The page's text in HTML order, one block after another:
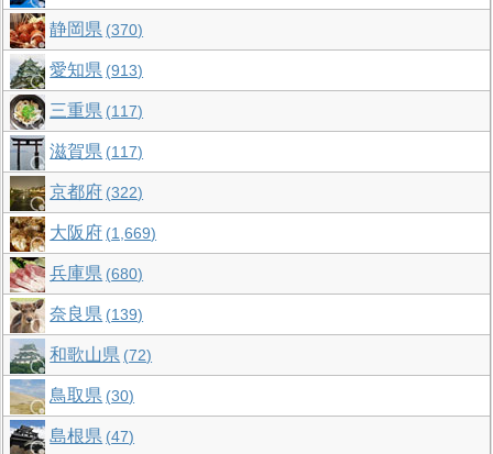
静岡県 370
愛知県 913
三重県 117
滋賀県 117
京都府 322
大阪府 1,669
兵庫県 680
奈良県 139
和歌山県 72
鳥取県 30
島根県 47